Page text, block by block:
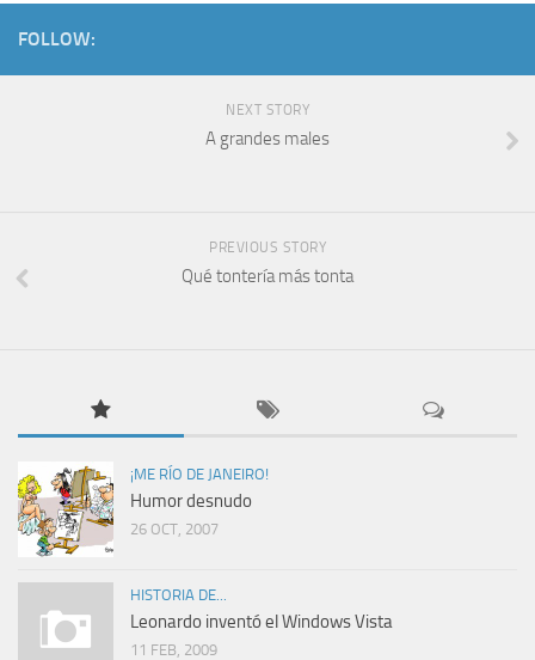
FOLLOW:
NEXT STORY
A grandes males
PREVIOUS STORY
Qué tontería más tonta
¡ME RÍO DE JANEIRO!
Humor desnudo
26 OCT, 2007
HISTORIA DE...
Leonardo inventó el Windows Vista
11 FEB, 2009